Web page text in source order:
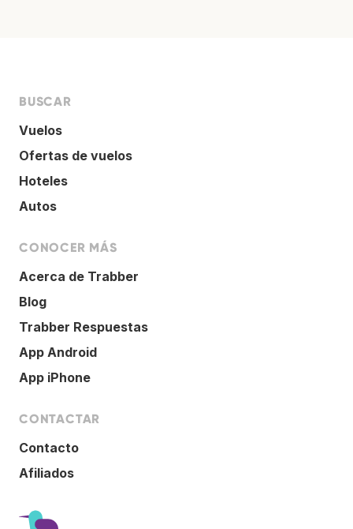
BUSCAR
Vuelos
Ofertas de vuelos
Hoteles
Autos
CONOCER MÁS
Acerca de Trabber
Blog
Trabber Respuestas
App Android
App iPhone
CONTACTAR
Contacto
Afiliados